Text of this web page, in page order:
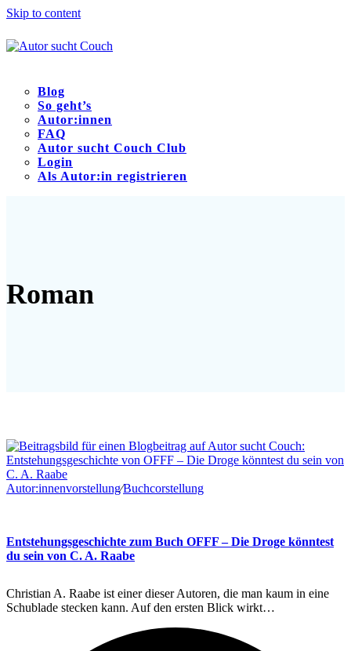
Skip to content
Blog
So geht’s
Autor:innen
FAQ
Autor sucht Couch Club
Login
Als Autor:in registrieren
Roman
Autor:innenvorstellung∕Buchcorstellung
Entstehungsgeschichte zum Buch OFFF – Die Droge könntest
du sein von C. A. Raabe
Christian A. Raabe ist einer dieser Autoren, die man kaum in eine
Schublade stecken kann. Auf den ersten Blick wirkt…